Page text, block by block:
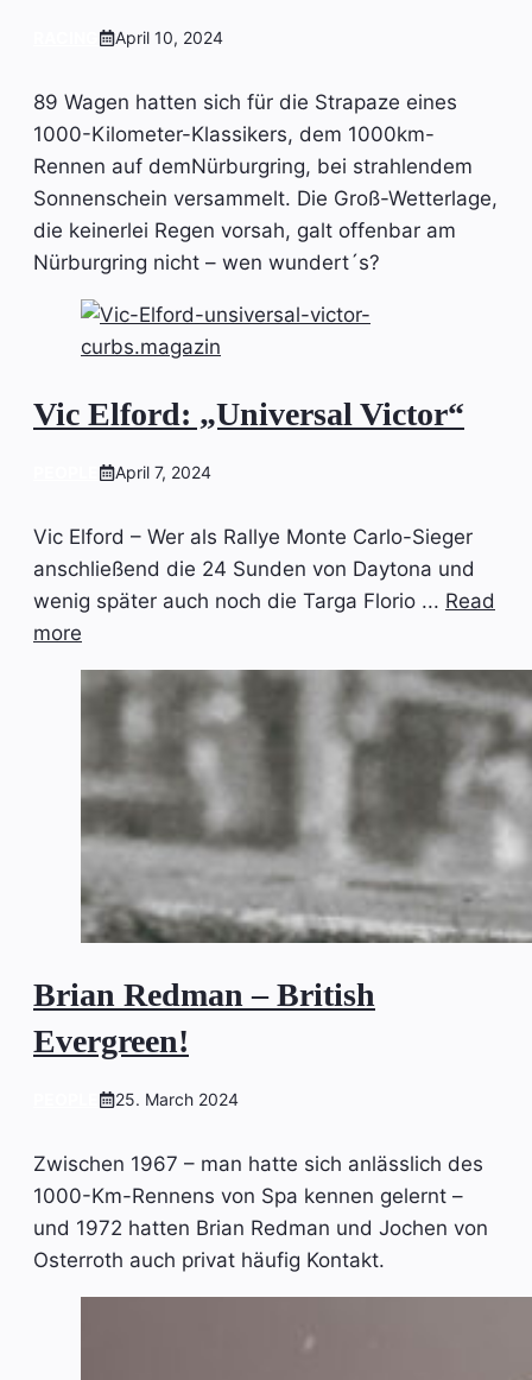
April 10, 2024
89 Wagen hatten sich für die Strapaze eines
1000-Kilometer-Klassikers, dem 1000km-
Rennen auf demNürburgring, bei strahlendem
Sonnenschein versammelt. Die Groß-Wetterlage,
die keinerlei Regen vorsah, galt offenbar am
Nürburgring nicht – wen wundert´s?
Vic Elford: „Universal Victor“
April 7, 2024
Vic Elford – Wer als Rallye Monte Carlo-Sieger
anschließend die 24 Sunden von Daytona und
wenig später auch noch die Targa Florio ... Read
more
Brian Redman – British
Evergreen!
25. March 2024
Zwischen 1967 – man hatte sich anlässlich des
1000-Km-Rennens von Spa kennen gelernt –
und 1972 hatten Brian Redman und Jochen von
Osterroth auch privat häufig Kontakt.